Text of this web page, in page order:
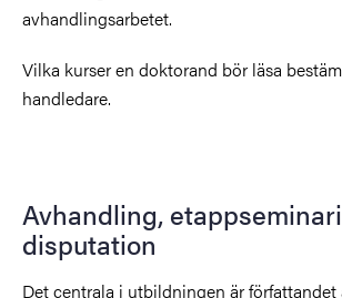
avhandlingsarbetet.
Vilka kurser en doktorand bör läsa
handledare.
Avhandling,
disputation
Det centrala i utbildningen är författandet